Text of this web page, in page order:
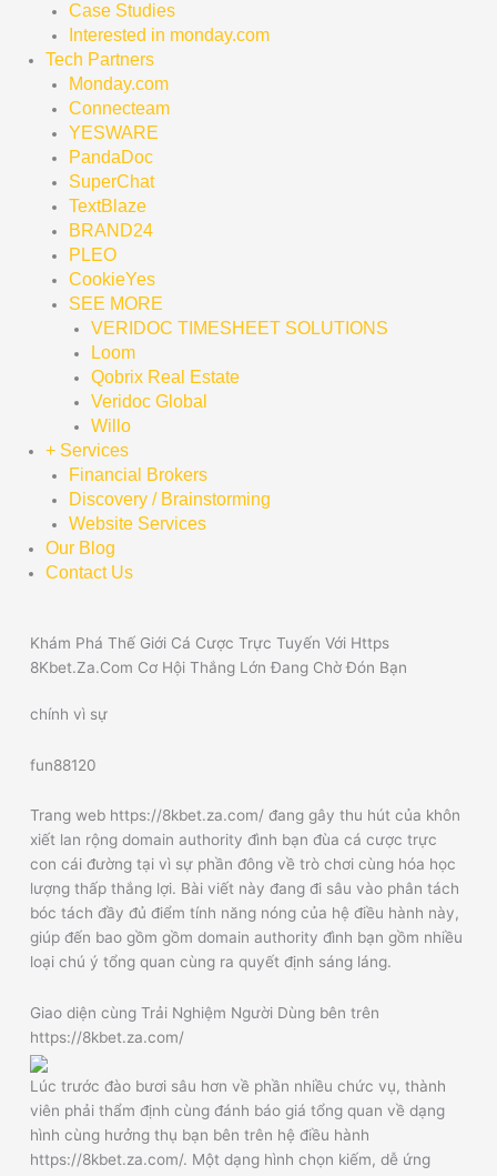
Case Studies
Interested in monday.com
Tech Partners
Monday.com
Connecteam
YESWARE
PandaDoc
SuperChat
TextBlaze
BRAND24
PLEO
CookieYes
SEE MORE
VERIDOC TIMESHEET SOLUTIONS
Loom
Qobrix Real Estate
Veridoc Global
Willo
+ Services
Financial Brokers
Discovery / Brainstorming
Website Services
Our Blog
Contact Us
Khám Phá Thế Giới Cá Cược Trực Tuyến Với Https
8Kbet.Za.Com Cơ Hội Thắng Lớn Đang Chờ Đón Bạn
chính vì sự
fun88120
Trang web https://8kbet.za.com/ đang gây thu hút của khôn
xiết lan rộng domain authority đình bạn đùa cá cược trực
con cái đường tại vì sự phần đông về trò chơi cùng hóa học
lượng thấp thắng lợi. Bài viết này đang đi sâu vào phân tách
bóc tách đầy đủ điểm tính năng nóng của hệ điều hành này,
giúp đến bao gồm gồm domain authority đình bạn gồm nhiều
loại chú ý tổng quan cùng ra quyết định sáng láng.
Giao diện cùng Trải Nghiệm Người Dùng bên trên
https://8kbet.za.com/
Lúc trước đào bươi sâu hơn về phần nhiều chức vụ, thành
viên phải thẩm định cùng đánh báo giá tổng quan về dạng
hình cùng hưởng thụ bạn bên trên hệ điều hành
https://8kbet.za.com/. Một dạng hình chọn kiếm, dễ ứng